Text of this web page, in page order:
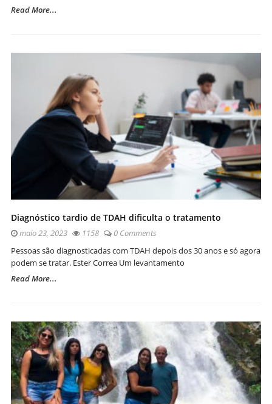
Read More...
Diagnóstico tardio de TDAH dificulta o tratamento
maio 23, 2023 1158
0 Comments
Pessoas são diagnosticadas com TDAH depois dos 30 anos e só agora
podem se tratar. Ester Correa Um levantamento
Read More...